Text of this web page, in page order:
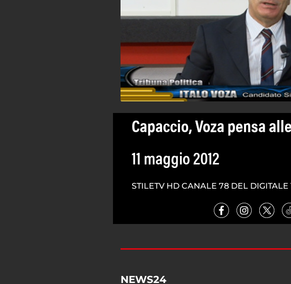
Capaccio, Voza pensa
11 maggio 2012
STILETV HD CANALE 78 DEL DIGITALE
NEWS24